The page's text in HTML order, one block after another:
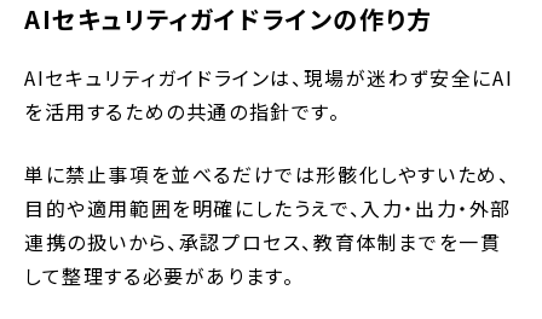
AIセキュリティガイドラインの作り方
AIセキュリティガイドラインは、現場が迷わず安全にAI
を活用するための共通の指針です。
単に禁止事項を並べるだけでは形骸化しやすいため、
目的や適用範囲を明確にしたうえで、入力・出力・外部
連携の扱いから、承認プロセス、教育体制までを一貫
して整理する必要があります。